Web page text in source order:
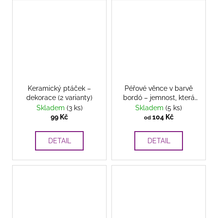
Keramický ptáček –
dekorace (2 varianty)
Skladem (3 ks)
99 Kč
DETAIL
Péřové věnce v barvě
bordó – jemnost, která
okouzlí
Skladem (5 ks)
od104 Kč
DETAIL